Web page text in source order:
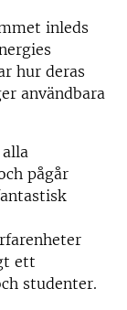
inleds
hur deras
användbara
pågår
ett
studenter.